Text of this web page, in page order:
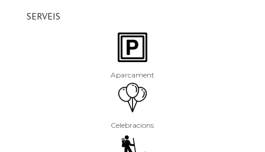
SERVEIS
Aparcament
Celebracions